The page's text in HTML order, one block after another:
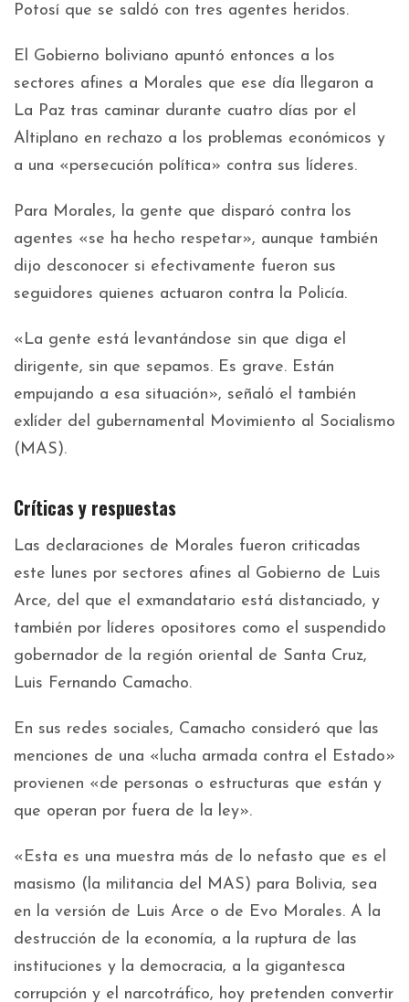
Potosí que se saldó con tres agentes heridos.
El Gobierno boliviano apuntó entonces a los
sectores afines a Morales que ese día llegaron a
La Paz tras caminar durante cuatro días por el
Altiplano en rechazo a los problemas económicos y
a una «persecución política» contra sus líderes.
Para Morales, la gente que disparó contra los
agentes «se ha hecho respetar», aunque también
dijo desconocer si efectivamente fueron sus
seguidores quienes actuaron contra la Policía.
«La gente está levantándose sin que diga el
dirigente, sin que sepamos. Es grave. Están
empujando a esa situación», señaló el también
exlíder del gubernamental Movimiento al Socialismo
(MAS).
Críticas y respuestas
Las declaraciones de Morales fueron criticadas
este lunes por sectores afines al Gobierno de Luis
Arce, del que el exmandatario está distanciado, y
también por líderes opositores como el suspendido
gobernador de la región oriental de Santa Cruz,
Luis Fernando Camacho.
En sus redes sociales, Camacho consideró que las
menciones de una «lucha armada contra el Estado»
provienen «de personas o estructuras que están y
que operan por fuera de la ley».
«Esta es una muestra más de lo nefasto que es el
masismo (la militancia del MAS) para Bolivia, sea
en la versión de Luis Arce o de Evo Morales. A la
destrucción de la economía, a la ruptura de las
instituciones y la democracia, a la gigantesca
corrupción y el narcotráfico, hoy pretenden convertir